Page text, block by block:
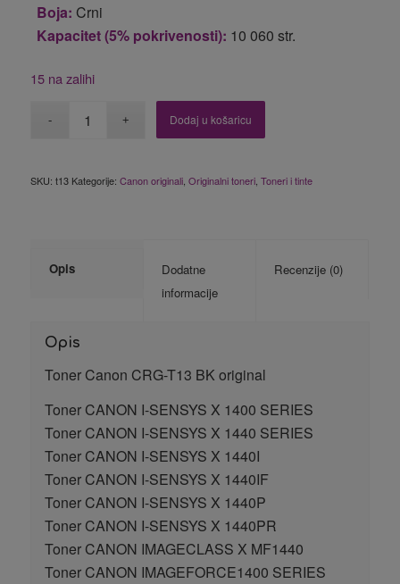
Boja: Crni
Kapacitet (5% pokrivenosti): 10 060 str.
15 na zalihi
Dodaj u košaricu
SKU: t13 Kategorije: Canon originali, Originalni toneri, Toneri i tinte
Opis
Dodatne
informacije
Recenzije (0)
Opis
Toner Canon CRG-T13 BK original
Toner CANON I-SENSYS X 1400 SERIES
Toner CANON I-SENSYS X 1440 SERIES
Toner CANON I-SENSYS X 1440I
Toner CANON I-SENSYS X 1440IF
Toner CANON I-SENSYS X 1440P
Toner CANON I-SENSYS X 1440PR
Toner CANON IMAGECLASS X MF1440
Toner CANON IMAGEFORCE1400 SERIES